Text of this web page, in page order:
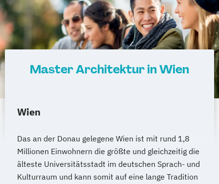
Master Architektur in Wien
Wien
Das an der Donau gelegene Wien ist mit rund 1,8
Millionen Einwohnern die größte und gleichzeitig die
älteste Universitätsstadt im deutschen Sprach- und
Kulturraum und kann somit auf eine lange Tradition